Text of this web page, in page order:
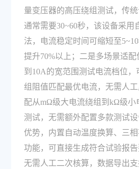
量变压器的高压绕组测试，传
通常需要30~60秒，该设备采用
法，电流稳定时间可缩短至
提升70%以上；二是多场景适配
到10A的宽范围测试电流档位，
组阻值匹配最优电流，无需人
配从mΩ级大电流绕组到kΩ级小
测试，无需额外配置多款测试
优势，内置自动温度换算、三
功能，可直接生成符合试验报告
无需人工二次核算，数据导出